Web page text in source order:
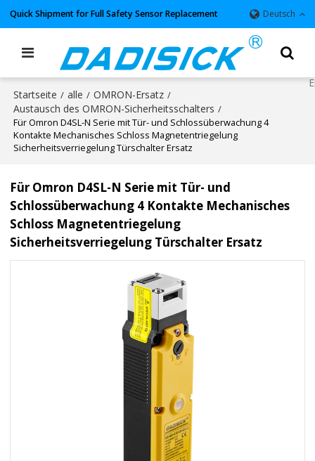
Quick Shipment for Full Safety Sensor Replacement Deutsch
Startseite / alle / OMRON-Ersatz /
Austausch des OMRON-Sicherheitsschalters /
Für Omron D4SL-N Serie mit Tür- und Schlossüberwachung 4
Kontakte Mechanisches Schloss Magnetentriegelung
Sicherheitsverriegelung Türschalter Ersatz
Für Omron D4SL-N Serie mit Tür- und
Schlossüberwachung 4 Kontakte Mechanisches
Schloss Magnetentriegelung
Sicherheitsverriegelung Türschalter Ersatz